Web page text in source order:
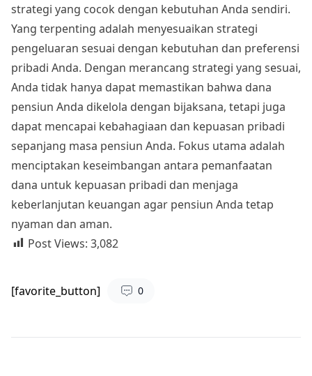
strategi yang cocok dengan kebutuhan Anda sendiri.
Yang terpenting adalah menyesuaikan strategi
pengeluaran sesuai dengan kebutuhan dan preferensi
pribadi Anda. Dengan merancang strategi yang sesuai,
Anda tidak hanya dapat memastikan bahwa dana
pensiun Anda dikelola dengan bijaksana, tetapi juga
dapat mencapai kebahagiaan dan kepuasan pribadi
sepanjang masa pensiun Anda. Fokus utama adalah
menciptakan keseimbangan antara pemanfaatan
dana untuk kepuasan pribadi dan menjaga
keberlanjutan keuangan agar pensiun Anda tetap
nyaman dan aman.
Post Views: 3,082
[favorite_button] 0